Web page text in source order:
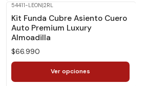
54411-LEON|2RL
Kit Funda Cubre Asiento Cuero
Auto Premium Luxury
Almoadilla
$66.990
Ver opciones